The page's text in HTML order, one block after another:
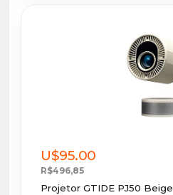
U$95.00
R$496,85
Projetor GTIDE PJ50 Beige